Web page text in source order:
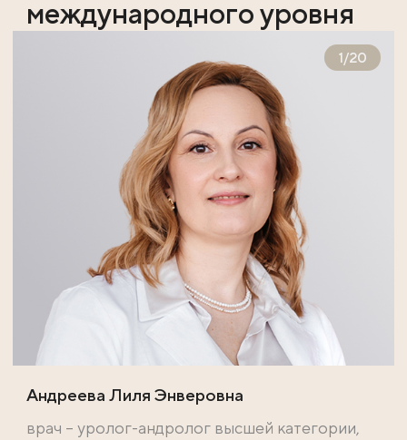
международного уровня
1/20
Андреева Лиля Энверовна
врач – уролог-андролог высшей категории,